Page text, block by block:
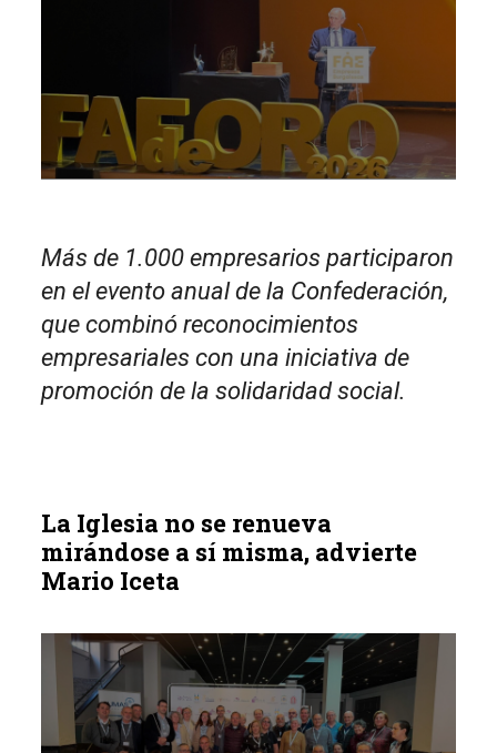
Más de 1.000 empresarios participaron
en el evento anual de la Confederación,
que combinó reconocimientos
empresariales con una iniciativa de
promoción de la solidaridad social.
La Iglesia no se renueva
mirándose a sí misma, advierte
Mario Iceta